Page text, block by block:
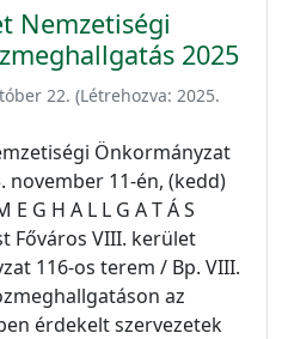
Nemzetiségi
2025
22. (Létrehozva: 2025.
Önkormányzat
november 11-én, (kedd)
G H A L L G A T Á S
Főváros VIII. kerület
116-os terem / Bp. VIII.
az
érdekelt szervezetek